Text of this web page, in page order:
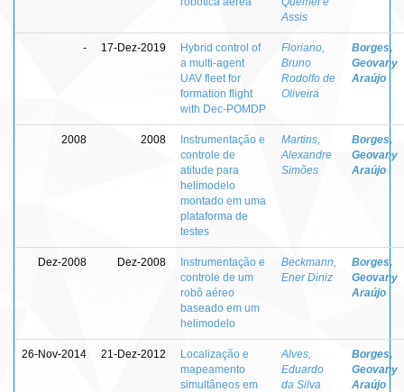
Assis
- 17-Dez-2019
Hybrid control of
a multi-agent
UAV fleet for
formation flight
with Dec-POMDP
Floriano,
Bruno
Rodolfo de
Oliveira
Borges,
Geovany
Araújo
2008 2008
Instrumentação e
controle de
atitude para
helimodelo
montado em uma
plataforma de
testes
Martins,
Alexandre
Simões
Borges,
Geovany
Araújo
Dez-2008 Dez-2008
Instrumentação e
controle de um
robô aéreo
baseado em um
helimodelo
Beckmann,
Ener Diniz
Borges,
Geovany
Araújo
26-Nov-2014 21-Dez-2012
Localização e
mapeamento
simultâneos em
Alves,
Eduardo
da Silva
Borges,
Geovany
Araújo